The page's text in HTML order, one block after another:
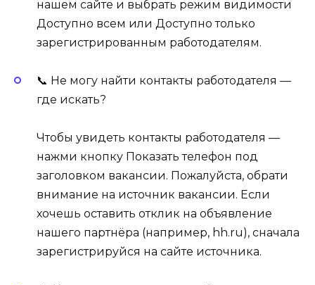
нашем сайте и выбрать режим видимости
Доступно всем или Доступно только
зарегистрированным работодателям.
📞 Не могу найти контакты работодателя —
где искать?
Чтобы увидеть контакты работодателя —
нажми кнопку Показать телефон под
заголовком вакансии. Пожалуйста, обрати
внимание на источник вакансии. Если
хочешь оставить отклик на объявление
нашего партнёра (например, hh.ru), сначала
зарегистрируйся на сайте источника.